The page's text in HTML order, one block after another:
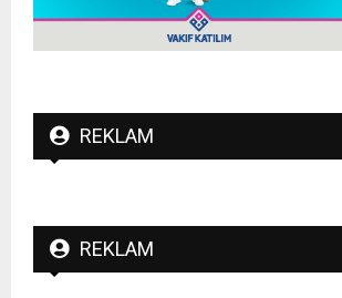
REKLAM
REKLAM